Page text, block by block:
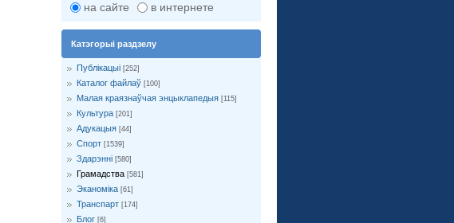
на сайте в интернете
Катэгорыі раздзелу
Публікацыі [252]
Каталог файлаў [100]
Малая краязнаўчая энцыклапедыя [115]
Культура [201]
Адукацыя [44]
Спорт [1539]
Здарэнні [580]
Грамадства [581]
Эканоміка [61]
Транспарт [174]
Блог [6]